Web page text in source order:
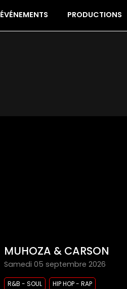
ÉVÉNEMENTS PRODUCTIONS
MUHOZA & CARSON
samedi 05 septembre 2026
R&B - SOUL HIP HOP - RAP